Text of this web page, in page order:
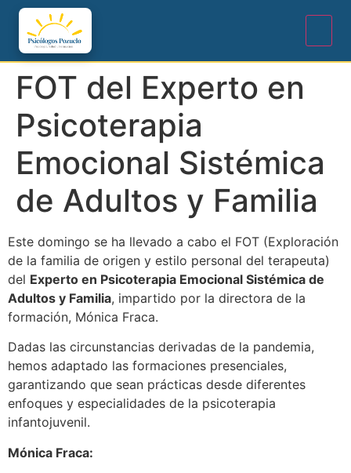
FOT del Experto en
Psicoterapia
Emocional Sistémica
de Adultos y Familia
Este domingo se ha llevado a cabo el FOT (Exploración
de la familia de origen y estilo personal del terapeuta)
del Experto en Psicoterapia Emocional Sistémica de
Adultos y Familia, impartido por la directora de la
formación, Mónica Fraca.
Dadas las circunstancias derivadas de la pandemia,
hemos adaptado las formaciones presenciales,
garantizando que sean prácticas desde diferentes
enfoques y especialidades de la psicoterapia
infantojuvenil.
Mónica Fraca: